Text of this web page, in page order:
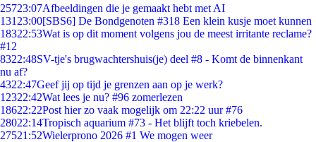
25723:07Afbeeldingen die je gemaakt hebt met AI
131 23:00[SBS6] De Bondgenoten #318 Een klein kusje moet kunnen
18322:53Wat is op dit moment volgens jou de meest irritante reclame?
#12
8322:48SV-tje's brugwachtershuis(je) deel #8 - Komt de binnenkant
nu af?
4322:47Geef jij op tijd je grenzen aan op je werk?
12322:42Wat lees je nu? #96 zomerlezen
18622:22Post hier zo vaak mogelijk om 22:22 uur #76
28022:14Tropisch aquarium #73 - Het blijft toch kriebelen.
27521:52Wielerprono 2026 #1 We mogen weer